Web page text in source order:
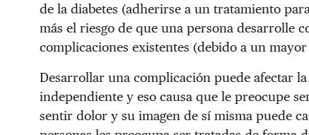
de la diabetes (adherirse a un tratamiento
más el riesgo de que una persona desarrolle
complicaciones existentes (debido a un
Desarrollar una complicación puede afectar
independiente y eso causa que le preocupe
sentir dolor y su imagen de sí misma puede